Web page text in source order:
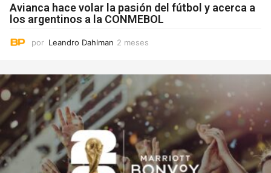
Avianca hace volar la pasión del fútbol y acerca a
los argentinos a la CONMEBOL
por Leandro Dahlman 2 meses
s
e